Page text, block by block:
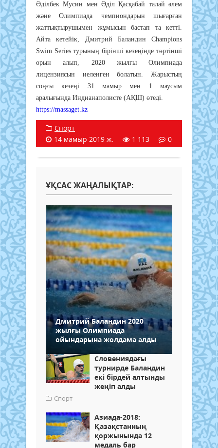
Әділбек Мусин мен Әділ Қасқабай талай әлем
және Олимпиада чемпиондарын шығарған
жаттықтырушымен жұмысын бастап та кетті.
Айта кетейік, Дмитрий Баландин Champions
Swim Series турының бірінші кезеңінде төртінші
орын алып, 2020 жылғы Олимпиада
лицензиясын иеленген болатын. Жарыстың
соңғы кезеңі 31 мамыр мен 1 маусым
аралығында Индианаполисте (АҚШ) өтеді.
https://massaget.kz
Спорт
14 мамыр 2019 ж.
1 113 0
ҰҚСАС ЖАҢАЛЫҚТАР:
Дмитрий Баландин 2020
жылғы Олимпиада
ойындарына жолдама алды
Словениядағы
турнирде Баландин
екі бірдей алтынды
жеңіп алды
Спорт
Азиада-2018:
Қазақстанның
қоржынында 12
медаль бар